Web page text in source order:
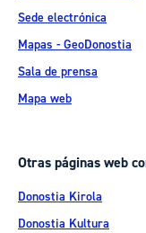
Sede electrónica
Mapas - GeoDonostia
Sala de prensa
Mapa web
Otras páginas web
Donostia Kirola
Donostia Kultura